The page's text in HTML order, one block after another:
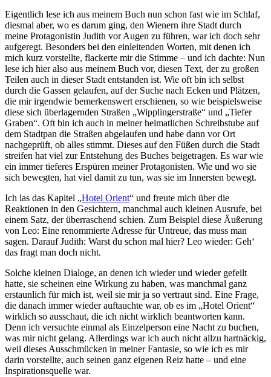
Eigentlich lese ich aus meinem Buch nun schon fast wie im Schlaf,
diesmal aber, wo es darum ging, den Wienern ihre Stadt durch
meine Protagonistin Judith vor Augen zu führen, war ich doch sehr
aufgeregt. Besonders bei den einleitenden Worten, mit denen ich
mich kurz vorstellte, flackerte mir die Stimme – und ich dachte: Nun
lese ich hier also aus meinem Buch vor, diesen Text, der zu großen
Teilen auch in dieser Stadt entstanden ist. Wie oft bin ich selbst
durch die Gassen gelaufen, auf der Suche nach Ecken und Plätzen,
die mir irgendwie bemerkenswert erschienen, so wie beispielsweise
diese sich überlagernden Straßen „Wipplingerstraße“ und „Tiefer
Graben“. Oft bin ich auch in meiner heimatlichen Schreibstube auf
dem Stadtpan die Straßen abgelaufen und habe dann vor Ort
nachgeprüft, ob alles stimmt. Dieses auf den Füßen durch die Stadt
streifen hat viel zur Entstehung des Buches beigetragen. Es war wie
ein immer tieferes Erspüren meiner Protagonisten. Wie und wo sie
sich bewegten, hat viel damit zu tun, was sie im Innersten bewegt.
Ich las das Kapitel „Hotel Orient“ und freute mich über die
Reaktionen in den Gesichtern, manchmal auch kleinen Ausrufe, bei
einem Satz, der überraschend schien. Zum Beispiel diese Äußerung
von Leo: Eine renommierte Adresse für Untreue, das muss man
sagen. Darauf Judith: Warst du schon mal hier? Leo wieder: Geh‘
das fragt man doch nicht.
Solche kleinen Dialoge, an denen ich wieder und wieder gefeilt
hatte, sie scheinen eine Wirkung zu haben, was manchmal ganz
erstaunlich für mich ist, weil sie mir ja so vertraut sind. Eine Frage,
die danach immer wieder auftauchte war, ob es im „Hotel Orient“
wirklich so ausschaut, die ich nicht wirklich beantworten kann.
Denn ich versuchte einmal als Einzelperson eine Nacht zu buchen,
was mir nicht gelang. Allerdings war ich auch nicht allzu hartnäckig,
weil dieses Ausschmücken in meiner Fantasie, so wie ich es mir
darin vorstellte, auch seinen ganz eigenen Reiz hatte – und eine
Inspirationsquelle war.